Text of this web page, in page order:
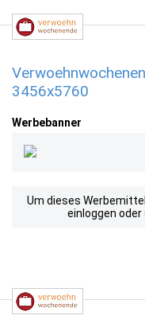
3456x5760
Werbebanner
Um dieses
einloggen oder